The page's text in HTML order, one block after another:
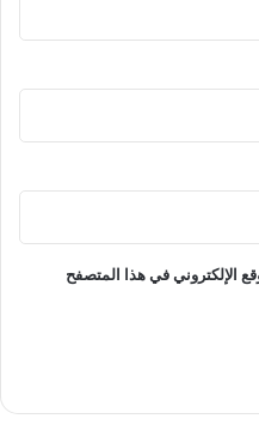
الإلكتروني في هذا المتصفح